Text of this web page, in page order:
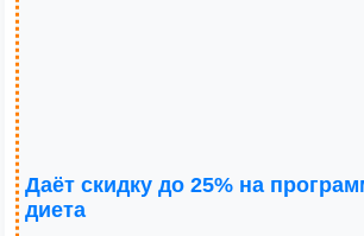
Даёт скидку до 25% на
диета